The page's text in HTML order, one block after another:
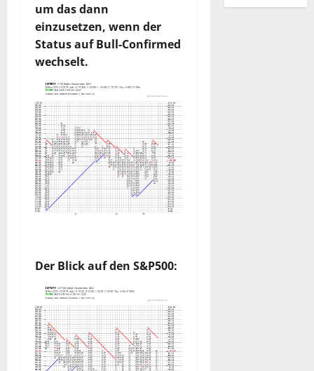
um das dann
einzusetzen, wenn der
Status auf Bull-Confirmed
wechselt.
Der Blick auf den S&P500: